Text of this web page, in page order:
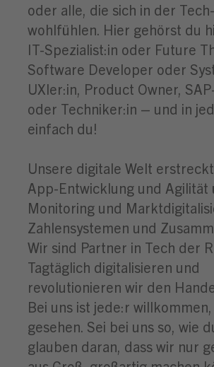
oder alle, die sich in der
wohlfühlen. Hier gehörst du
IT-Spezialist:in oder Future
Software Developer oder
UXler:in, Product Owner,
oder Techniker:in – und in
einfach du!
Unsere digitale Welt
App-Entwicklung und Agilität
Monitoring und
Zahlensystemen und
Wir sind Partner in Tech der
Tagtäglich digitalisieren und
revolutionieren wir den
Bei uns ist jede:r
gesehen. Sei bei uns so, wie
glauben daran, dass wir nur